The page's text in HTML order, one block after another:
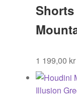
1 199,00 kr